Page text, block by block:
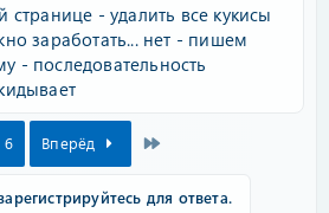
странице - удалить все кукисы
заработать... нет - пишем
- последовательность
6 Вперёд
для ответа.